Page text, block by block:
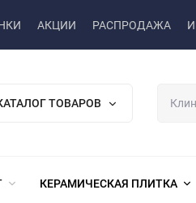
АКЦИИ РАСПРОДАЖА
ТОВАРОВ
КЕРАМИЧЕСКАЯ ПЛИТКА